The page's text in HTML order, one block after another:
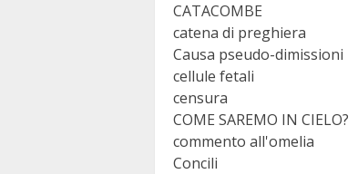
CATACOMBE
catena di preghiera
Causa pseudo-dimissioni
cellule fetali
censura
COME SAREMO IN CIELO?
commento all'omelia
Concili